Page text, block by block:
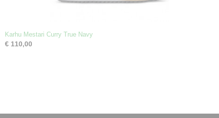
Karhu Mestari Curry True Navy
€ 110,00